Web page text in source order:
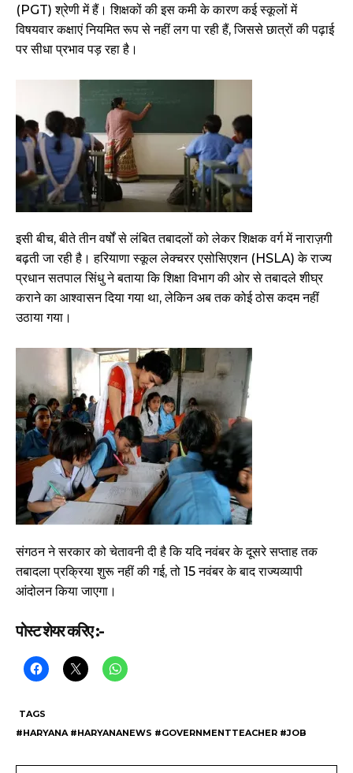
(PGT) श्रेणी में हैं। शिक्षकों की इस कमी के कारण कई स्कूलों में
विषयवार कक्षाएं नियमित रूप से नहीं लग पा रही हैं, जिससे छात्रों की पढ़ाई
पर सीधा प्रभाव पड़ रहा है।
इसी बीच, बीते तीन वर्षों से लंबित तबादलों को लेकर शिक्षक वर्ग में नाराज़गी
बढ़ती जा रही है। हरियाणा स्कूल लेक्चरर एसोसिएशन (HSLA) के राज्य
प्रधान सतपाल सिंधु ने बताया कि शिक्षा विभाग की ओर से तबादले शीघ्र
कराने का आश्वासन दिया गया था, लेकिन अब तक कोई ठोस कदम नहीं
उठाया गया।
संगठन ने सरकार को चेतावनी दी है कि यदि नवंबर के दूसरे सप्ताह तक
तबादला प्रक्रिया शुरू नहीं की गई, तो 15 नवंबर के बाद राज्यव्यापी
आंदोलन किया जाएगा।
पोस्ट शेयर करिए :-
TAGS
#HARYANA #HARYANANEWS #GOVERNMENTTEACHER #JOB